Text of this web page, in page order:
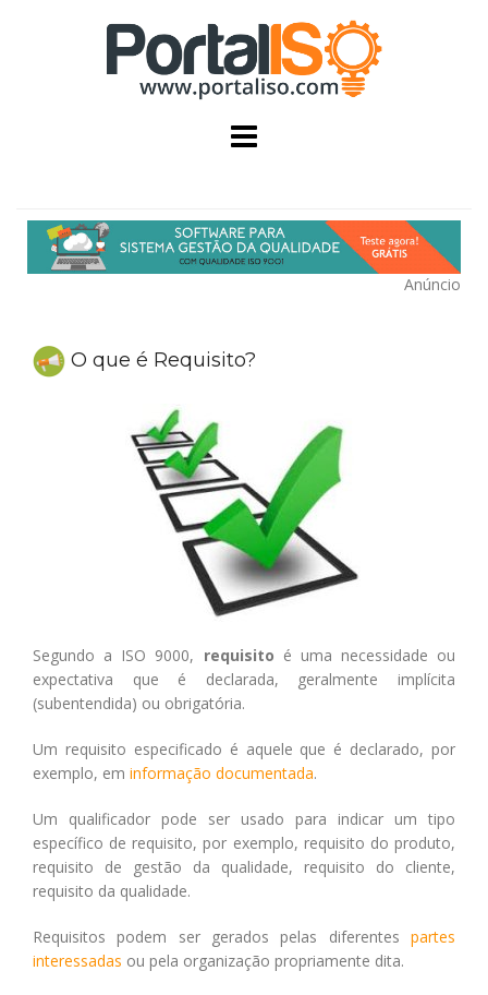
Anúncio
O que é Requisito?
Segundo a ISO 9000, requisito é uma necessidade ou
expectativa que é declarada, geralmente implícita
(subentendida) ou obrigatória.
Um requisito especificado é aquele que é declarado, por
exemplo, em informação documentada.
Um qualificador pode ser usado para indicar um tipo
específico de requisito, por exemplo, requisito do produto,
requisito de gestão da qualidade, requisito do cliente,
requisito da qualidade.
Requisitos podem ser gerados pelas diferentes partes
interessadas ou pela organização propriamente dita.